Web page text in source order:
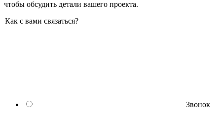
чтобы обсудить детали вашего проекта.
Как с вами связаться?
Звонок